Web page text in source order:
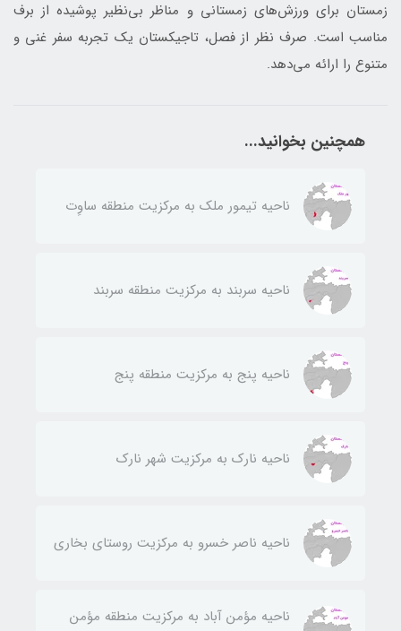
زمستان برای ورزش‌های زمستانی و مناظر بی‌نظیر پوشیده از برف
مناسب است. صرف نظر از فصل، تاجیکستان یک تجربه سفر غنی و
متنوع را ارائه می‌دهد.
همچنین بخوانید...
ناحيه تيمور ملك به مركزيت منطقه ساوِت
ناحيه سربند به مركزيت منطقه سربند
ناحيه پنج به مركزيت منطقه پنج
ناحيه نارك به مركزيت شهر نارك
ناحيه ناصر خسرو به مركزيت روستای بخاری
ناحيه مؤمن آباد به مركزيت منطقه مؤمن